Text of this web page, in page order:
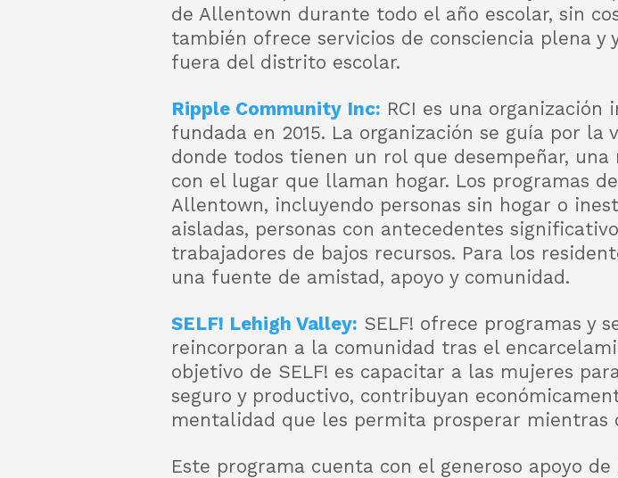
de Allentown durante todo el año escolar, sin
también ofrece servicios de consciencia plena y
fuera del distrito escolar.
Ripple Community Inc: RCI es una organización
fundada en 2015. La organización se guía por
donde todos tienen un rol que desempeñar,
con el lugar que llaman hogar. Los programas
Allentown, incluyendo personas sin hogar o
aisladas, personas con antecedentes
trabajadores de bajos recursos. Para los
una fuente de amistad, apoyo y comunidad.
SELF! Lehigh Valley: SELF! ofrece programas y
reincorporan a la comunidad tras el
objetivo de SELF! es capacitar a las mujeres
seguro y productivo, contribuyan
mentalidad que les permita prosperar mientras
Este programa cuenta con el generoso apoyo